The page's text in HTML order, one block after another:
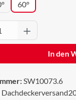
60°
Anzahl: Gib
In den
SW10073.6